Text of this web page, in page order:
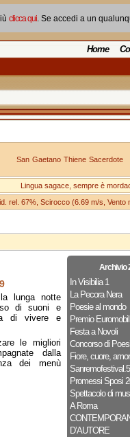
clicca qui. Se accedi a un
Home
San Gaetano Thiene Sacerdote
Lingua sagace, sempre è
rel. 67%, Scirocco (6.69 m/s, Vento
Archivio
In Visibilia 1
La Pecora Nera
Poesie al mondo
Premio Euromobil
Festa a Novoli
Concorso di
Fiore, cuore,
Promessi Sposi
Spettacolo di
A Roma
D’AUTORE
lunga notte
di suoni e
di vivere e
le migliori
dalla
dei menù